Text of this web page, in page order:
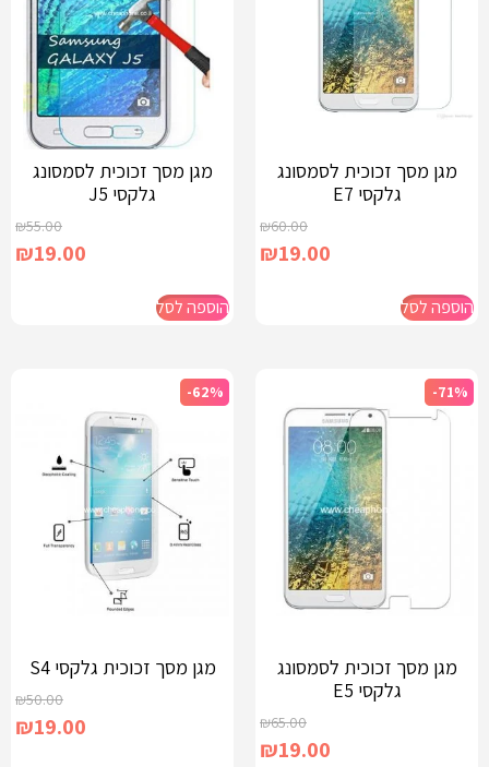
מגן מסך זכוכית לסמסונג
גלקסי E7
₪60.00
₪19.00
הוספה לסל
מגן מסך זכוכית לסמסונג
גלקסי J5
₪55.00
₪19.00
הוספה לסל
-71%
מגן מסך זכוכית לסמסונג
גלקסי E5
₪65.00
₪19.00
-62%
מגן מסך זכוכית גלקסי S4
₪50.00
₪19.00